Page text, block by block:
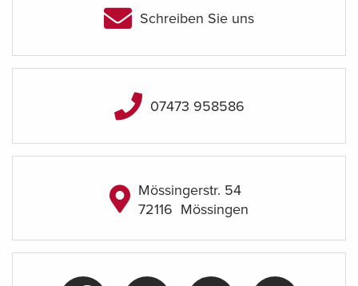
Schreiben Sie uns
07473 958586
Mössingerstr. 54
72116 Mössingen